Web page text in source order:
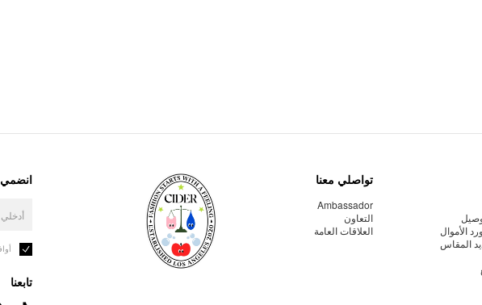
الأموال
المقاس
تواصلي معنا
Ambassador
التعاون
العلاقات العامة
انضمي
تابعنا